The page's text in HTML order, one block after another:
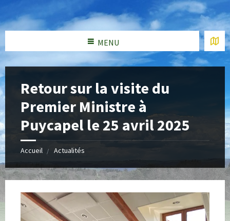
MENU
Retour sur la visite du
Premier Ministre à
Puycapel le 25 avril 2025
Accueil Actualités